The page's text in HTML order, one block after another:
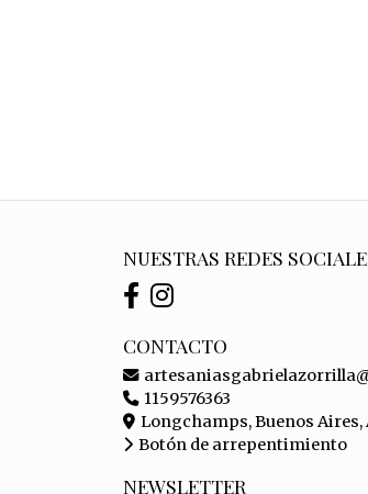
NUESTRAS REDES
CONTACTO
1159576363
Longchamps, Buenos
Botón de arrepentimiento
NEWSLETTER